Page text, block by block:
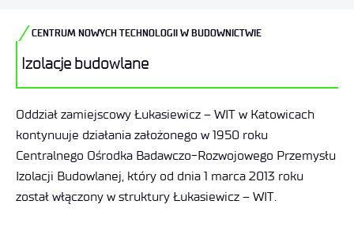
CENTRUM NOWYCH TECHNOLOGII W BUDOWNICTWIE
Izolacje budowlane
Oddział zamiejscowy Łukasiewicz – WIT w Katowicach
kontynuuje działania założonego w 1950 roku
Centralnego Ośrodka Badawczo-Rozwojowego Przemysłu
Izolacji Budowlanej, który od dnia 1 marca 2013 roku
został włączony w struktury Łukasiewicz – WIT.